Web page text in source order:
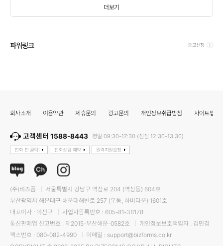
더보기
파워링크 광고신청
회사소개 이용약관 제휴문의 광고문의 개인정보취급방침 사이트맵
고객센터 1588-8443 평일 09:30-17:30 (점심 12:30-13:30)
전화 전 클릭! 전화상담 예약 원격지원요청
(주)비즈폼
서울특별시 강남구 역삼로 204 (역삼동) 604호
부산광역시 해운대구 해운대해변로 257 (우동, 하버타운) 1601호
대표이사 : 이선규
사업자등록번호 : 605-81-38178
통신판매업 신고번호 : 제2015-부산해운-0582호
개인정보보호책임자 : 김민경
팩스번호 : 080-082-4990
이메일 : support@bizforms.co.kr